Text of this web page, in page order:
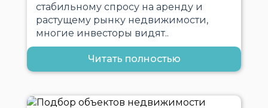
стабильному спросу на аренду и
растущему рынку недвижимости,
многие инвесторы видят..
Читать полностью